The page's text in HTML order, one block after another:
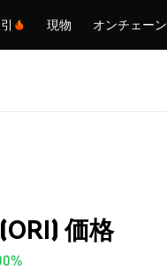
現物 オンチェーン
価格